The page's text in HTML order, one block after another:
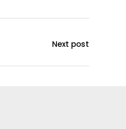
Next post